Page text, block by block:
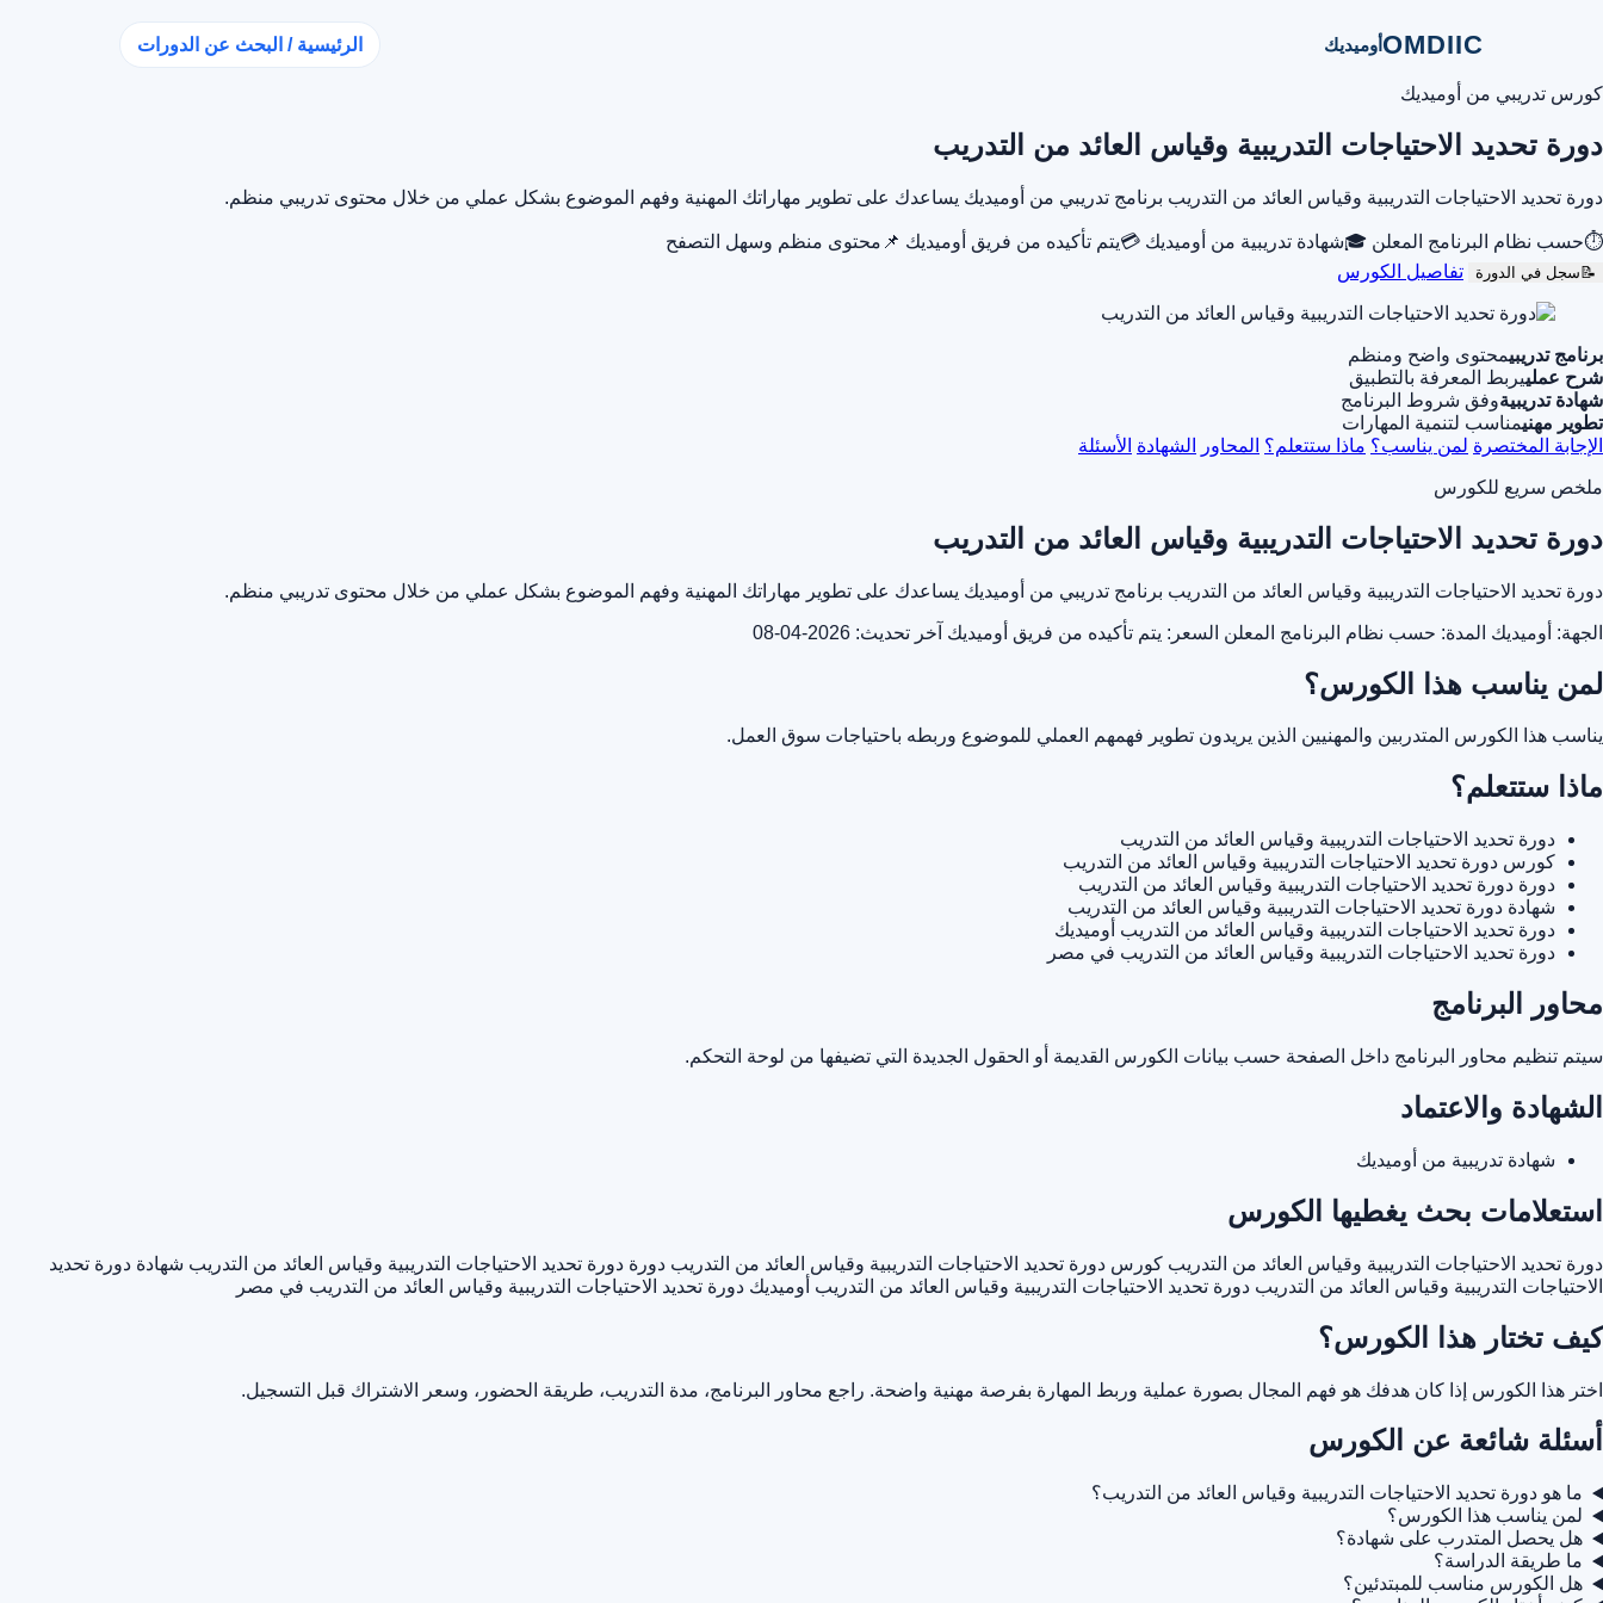
OMDIICأوميديك الرئيسية / البحث عن الدورات
كورس تدريبي من أوميديك
دورة تحديد الاحتياجات التدريبية وقياس العائد من التدريب
دورة تحديد الاحتياجات التدريبية وقياس العائد من التدريب برنامج تدريبي من أوميديك يساعدك على تطوير مهاراتك المهنية وفهم الموضوع بشكل عملي من خلال محتوى تدريبي منظم.
⏱حسب نظام البرنامج المعلن 🎓شهادة تدريبية من أوميديك 💳يتم تأكيده من فريق أوميديك 📌 محتوى منظم وسهل التصفح
📝 سجل في الدورة تفاصيل الكورس
برنامج تدريبيمحتوى واضح ومنظم
شرح عملييربط المعرفة بالتطبيق
شهادة تدريبيةوفق شروط البرنامج
تطوير مهنيمناسب لتنمية المهارات
الإجابة المختصرة لمن يناسب؟ ماذا ستتعلم؟ المحاور الشهادة الأسئلة
ملخص سريع للكورس
دورة تحديد الاحتياجات التدريبية وقياس العائد من التدريب
دورة تحديد الاحتياجات التدريبية وقياس العائد من التدريب برنامج تدريبي من أوميديك يساعدك على تطوير مهاراتك المهنية وفهم الموضوع بشكل عملي من خلال محتوى تدريبي منظم.
الجهة: أوميديك المدة: حسب نظام البرنامج المعلن السعر: يتم تأكيده من فريق أوميديك آخر تحديث: 2026-04-08
لمن يناسب هذا الكورس؟
يناسب هذا الكورس المتدربين والمهنيين الذين يريدون تطوير فهمهم العملي للموضوع وربطه باحتياجات سوق العمل.
ماذا ستتعلم؟
دورة تحديد الاحتياجات التدريبية وقياس العائد من التدريب
كورس دورة تحديد الاحتياجات التدريبية وقياس العائد من التدريب
دورة دورة تحديد الاحتياجات التدريبية وقياس العائد من التدريب
شهادة دورة تحديد الاحتياجات التدريبية وقياس العائد من التدريب
دورة تحديد الاحتياجات التدريبية وقياس العائد من التدريب أوميديك
دورة تحديد الاحتياجات التدريبية وقياس العائد من التدريب في مصر
محاور البرنامج
سيتم تنظيم محاور البرنامج داخل الصفحة حسب بيانات الكورس القديمة أو الحقول الجديدة التي تضيفها من لوحة التحكم.
الشهادة والاعتماد
شهادة تدريبية من أوميديك
استعلامات بحث يغطيها الكورس
دورة تحديد الاحتياجات التدريبية وقياس العائد من التدريب كورس دورة تحديد الاحتياجات التدريبية وقياس العائد من التدريب دورة دورة تحديد الاحتياجات التدريبية وقياس العائد من التدريب شهادة دورة تحديد
الاحتياجات التدريبية وقياس العائد من التدريب دورة تحديد الاحتياجات التدريبية وقياس العائد من التدريب أوميديك دورة تحديد الاحتياجات التدريبية وقياس العائد من التدريب في مصر
كيف تختار هذا الكورس؟
اختر هذا الكورس إذا كان هدفك هو فهم المجال بصورة عملية وربط المهارة بفرصة مهنية واضحة. راجع محاور البرنامج، مدة التدريب، طريقة الحضور، وسعر الاشتراك قبل التسجيل.
أسئلة شائعة عن الكورس
ما هو دورة تحديد الاحتياجات التدريبية وقياس العائد من التدريب؟
لمن يناسب هذا الكورس؟
هل يحصل المتدرب على شهادة؟
ما طريقة الدراسة؟
هل الكورس مناسب للمبتدئين؟